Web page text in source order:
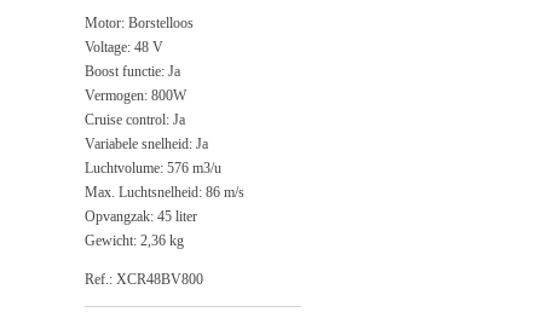
Motor: Borstelloos
Voltage: 48 V
Boost functie: Ja
Vermogen: 800W
Cruise control: Ja
Variabele snelheid: Ja
Luchtvolume: 576 m3/u
Max. Luchtsnelheid: 86 m/s
Opvangzak: 45 liter
Gewicht: 2,36 kg
Ref.: XCR48BV800